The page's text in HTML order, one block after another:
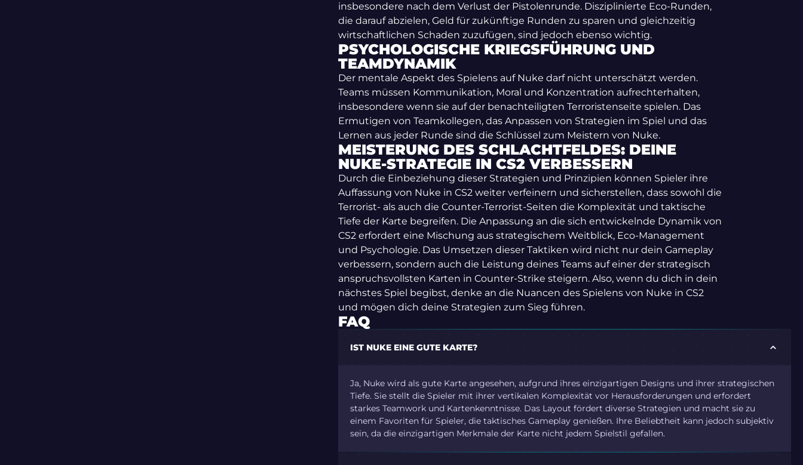
insbesondere nach dem Verlust der Pistolenrunde. Disziplinierte Eco-Runden,
die darauf abzielen, Geld für zukünftige Runden zu sparen und gleichzeitig
wirtschaftlichen Schaden zuzufügen, sind jedoch ebenso wichtig.
PSYCHOLOGISCHE KRIEGSFÜHRUNG UND
TEAMDYNAMIK
Der mentale Aspekt des Spielens auf Nuke darf nicht unterschätzt werden.
Teams müssen Kommunikation, Moral und Konzentration aufrechterhalten,
insbesondere wenn sie auf der benachteiligten Terroristenseite spielen. Das
Ermutigen von Teamkollegen, das Anpassen von Strategien im Spiel und das
Lernen aus jeder Runde sind die Schlüssel zum Meistern von Nuke.
MEISTERUNG DES SCHLACHTFELDES: DEINE
NUKE-STRATEGIE IN CS2 VERBESSERN
Durch die Einbeziehung dieser Strategien und Prinzipien können Spieler ihre
Auffassung von Nuke in CS2 weiter verfeinern und sicherstellen, dass sowohl die
Terrorist- als auch die Counter-Terrorist-Seiten die Komplexität und taktische
Tiefe der Karte begreifen. Die Anpassung an die sich entwickelnde Dynamik von
CS2 erfordert eine Mischung aus strategischem Weitblick, Eco-Management
und Psychologie. Das Umsetzen dieser Taktiken wird nicht nur dein Gameplay
verbessern, sondern auch die Leistung deines Teams auf einer der strategisch
anspruchsvollsten Karten in Counter-Strike steigern. Also, wenn du dich in dein
nächstes Spiel begibst, denke an die Nuancen des Spielens von Nuke in CS2
und mögen dich deine Strategien zum Sieg führen.
FAQ
IST NUKE EINE GUTE KARTE?
Ja, Nuke wird als gute Karte angesehen, aufgrund ihres einzigartigen Designs und ihrer strategischen
Tiefe. Sie stellt die Spieler mit ihrer vertikalen Komplexität vor Herausforderungen und erfordert
starkes Teamwork und Kartenkenntnisse. Das Layout fördert diverse Strategien und macht sie zu
einem Favoriten für Spieler, die taktisches Gameplay genießen. Ihre Beliebtheit kann jedoch subjektiv
sein, da die einzigartigen Merkmale der Karte nicht jedem Spielstil gefallen.